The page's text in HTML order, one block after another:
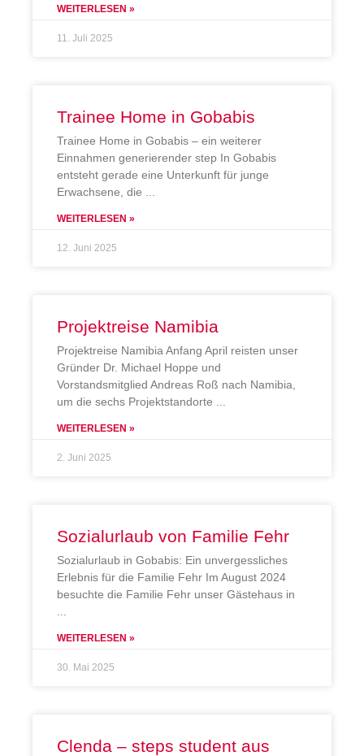
WEITERLESEN »
11. Juli 2025
Trainee Home in Gobabis
Trainee Home in Gobabis – ein weiterer
Einnahmen generierender step In Gobabis
entsteht gerade eine Unterkunft für junge
Erwachsene, die
WEITERLESEN »
12. Juni 2025
Projektreise Namibia
Projektreise Namibia Anfang April reisten unser
Gründer Dr. Michael Hoppe und
Vorstandsmitglied Andreas Roß nach Namibia,
um die sechs Projektstandorte
WEITERLESEN »
2. Juni 2025
Sozialurlaub von Familie Fehr
Sozialurlaub in Gobabis: Ein unvergessliches
Erlebnis für die Familie Fehr Im August 2024
besuchte die Familie Fehr unser Gästehaus in
WEITERLESEN »
30. Mai 2025
Clenda – steps student aus